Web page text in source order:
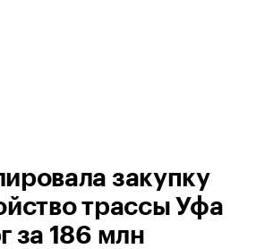
закупку
трассы Уфа
за 186 млн